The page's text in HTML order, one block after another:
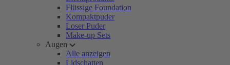
Flüssige Foundation
Kompaktpuder
Loser Puder
Make-up Sets
Augen
Alle anzeigen
Lidschatten